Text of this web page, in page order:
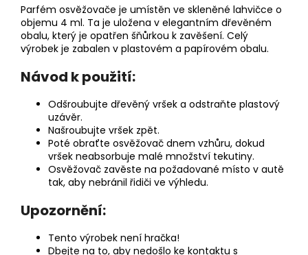
Parfém osvěžovače je umístěn ve skleněné lahvičce o
objemu 4 ml. Ta je uložena v elegantním dřevěném
obalu, který je opatřen šňůrkou k zavěšení. Celý
výrobek je zabalen v plastovém a papírovém obalu.
Návod k použití:
Odšroubujte dřevěný vršek a odstraňte plastový
uzávěr.
Našroubujte vršek zpět.
Poté obraťte osvěžovač dnem vzhůru, dokud
vršek neabsorbuje malé množství tekutiny.
Osvěžovač zavěste na požadované místo v autě
tak, aby nebránil řidiči ve výhledu.
Upozornění:
Tento výrobek není hračka!
Dbejte na to, aby nedošlo ke kontaktu s